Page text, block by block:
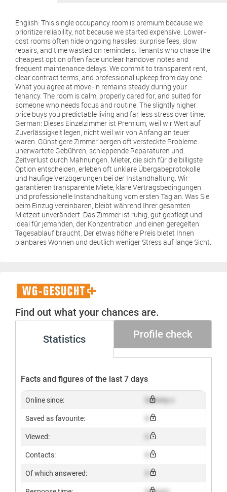
English: This single occupancy room is premium because we
prioritize reliability, not because we started expensive. Lower-
cost rooms often hide ongoing hassles: surprise fees, slow
repairs, and time wasted on reminders. Tenants who chase the
cheapest option often face unclear handover notes and
frequent maintenance delays. We commit to transparent rent,
clear contract terms, and professional upkeep from day one.
What you agree at move-in remains steady during your
tenancy. The room is calm, properly cared for, and suited for
someone who needs focus and routine. The slightly higher
price buys you predictable living and far less stress over time.
German: Dieses Einzelzimmer ist Premium, weil wir Wert auf
Zuverlässigkeit legen, nicht weil wir von Anfang an teuer
waren. Günstigere Zimmer bergen oft versteckte Probleme:
unerwartete Gebühren, schleppende Reparaturen und
Zeitverlust durch Mahnungen. Mieter, die sich für die billigste
Option entscheiden, erleben oft unklare Übergabeprotokolle
und häufige Verzögerungen bei der Instandhaltung. Wir
garantieren transparente Miete, klare Vertragsbedingungen
und professionelle Instandhaltung vom ersten Tag an. Was Sie
beim Einzug vereinbaren, bleibt während Ihrer gesamten
Mietzeit unverändert. Das Zimmer ist ruhig, gut gepflegt und
ideal für jemanden, der Konzentration und einen geregelten
Tagesablauf braucht. Der etwas höhere Preis bietet Ihnen
planbares Wohnen und deutlich weniger Stress auf lange Sicht.
WG-
Gesucht+
Find out what your chances are.
Statistics Profile check
Facts and figures of the last 7 days
Online since: Dummy x
Saved as favourite:
Viewed:
Contacts:
Of which answered: